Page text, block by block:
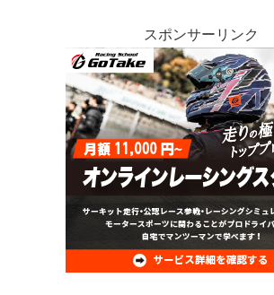
スポンサーリンク